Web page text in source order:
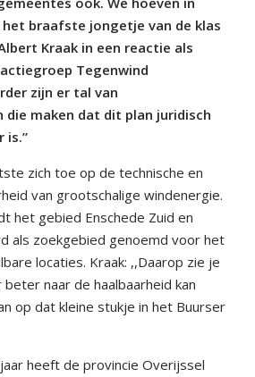
braafste jongetje van de klas
Kraak in een reactie als
Tegenwind
zijn er tal van
maken dat dit plan juridisch
is.”
zich toe op de technische en
van grootschalige windenergie.
het gebied Enschede Zuid en
als zoekgebied genoemd voor het
locaties. Kraak: ,,Daarop zie je
naar de haalbaarheid kan
op dat kleine stukje in het Buurser
heeft de provincie Overijssel